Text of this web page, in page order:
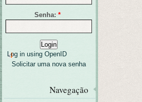
Senha: *
Log in using OpenID
Solicitar uma nova senha
Navegação